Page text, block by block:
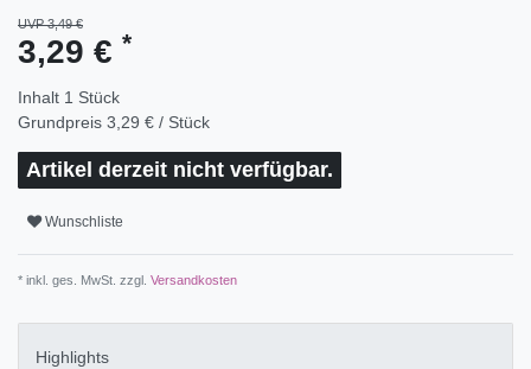
UVP 3,49 €
3,29 € *
Inhalt 1 Stück
Grundpreis 3,29 € / Stück
Artikel derzeit nicht verfügbar.
Wunschliste
* inkl. ges. MwSt. zzgl. Versandkosten
Highlights